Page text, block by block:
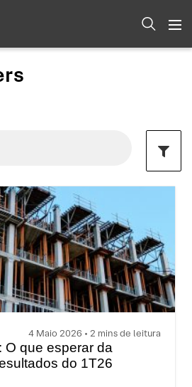
4 Maio 2026 • 2 mins de leitura
O que esperar da
do 1T26